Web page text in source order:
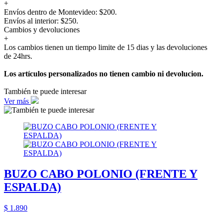
+
Envíos dentro de Montevideo: $200.
Envíos al interior: $250.
Cambios y devoluciones
+
Los cambios tienen un tiempo limite de 15 dias y las devoluciones
de 24hrs.
Los artículos personalizados no tienen cambio ni devolucion.
También te puede interesar
Ver más
BUZO CABO POLONIO (FRENTE Y
ESPALDA)
$ 1.890